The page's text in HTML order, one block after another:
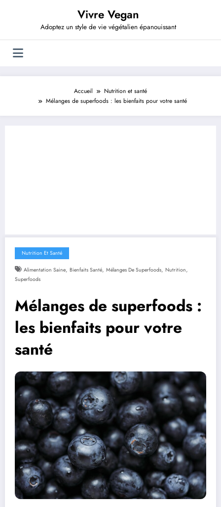
Vivre Vegan
Adoptez un style de vie végétalien épanouissant
Accueil
Nutrition et santé
Mélanges de superfoods : les bienfaits pour votre santé
Nutrition Et Santé
Alimentation Saine, Bienfaits Santé, Mélanges De Superfoods, Nutrition,
Superfoods
Mélanges de superfoods :
les bienfaits pour votre
santé